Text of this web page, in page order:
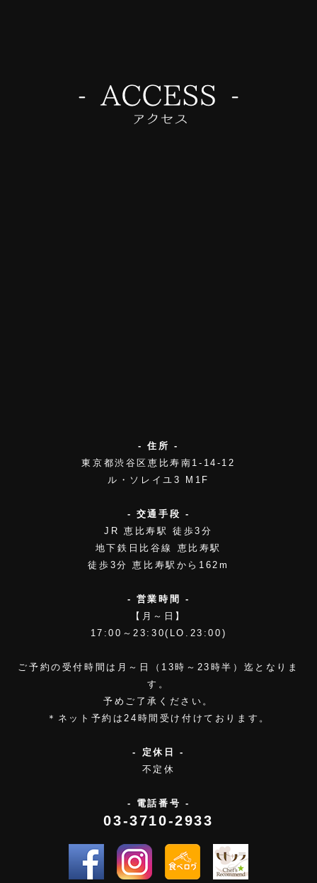
- 住所 -
東京都渋谷区恵比寿南1-14-12
ル・ソレイユ3 M1F
- 交通手段 -
JR 恵比寿駅 徒歩3分
地下鉄日比谷線 恵比寿駅
徒歩3分 恵比寿駅から162m
- 営業時間 -
【月～日】
17:00～23:30(LO.23:00)
ご予約の受付時間は月～日（13時～23時半）迄となりま
す。
予めご了承ください。
＊ネット予約は24時間受け付けております。
- 定休日 -
不定休
- 電話番号 -
03-3710-2933